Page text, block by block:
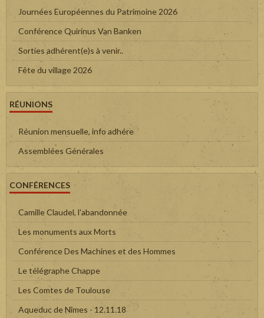
Journées Européennes du Patrimoine 2026
Conférence Quirinus Van Banken
Sorties adhérent(e)s à venir..
Fête du village 2026
RÉUNIONS
Réunion mensuelle, info adhére
Assemblées Générales
CONFÉRENCES
Camille Claudel, l'abandonnée
Les monuments aux Morts
Conférence Des Machines et des Hommes
Le télégraphe Chappe
Les Comtes de Toulouse
Aqueduc de Nîmes - 12.11.18